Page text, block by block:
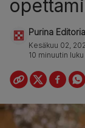
Purina
Kesäkuu 02,
10 minuutin luku